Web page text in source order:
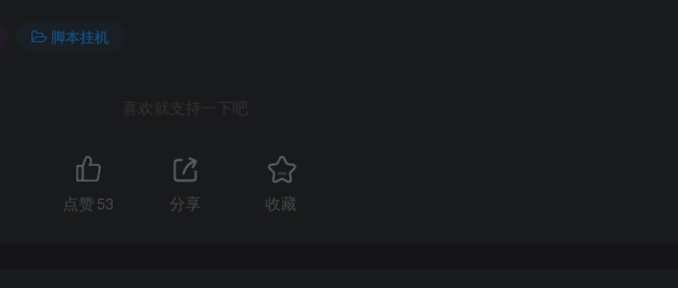
脚本挂机
喜欢就支持一下吧
点赞 53 分享 收藏